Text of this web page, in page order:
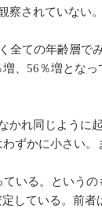
察されていない。
全ての年齢層で
、56％増とな
かれ同じように
ずかに小さい。
いる。という
している。前者